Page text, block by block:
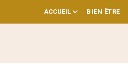
ACCUEIL BIEN ÊTRE